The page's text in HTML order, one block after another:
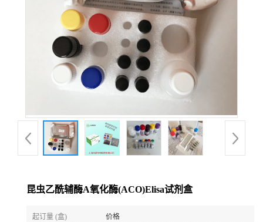
昆虫乙酰辅酶A氧化酶(ACO)Elisa试剂盒
起订量 (盒) 价格